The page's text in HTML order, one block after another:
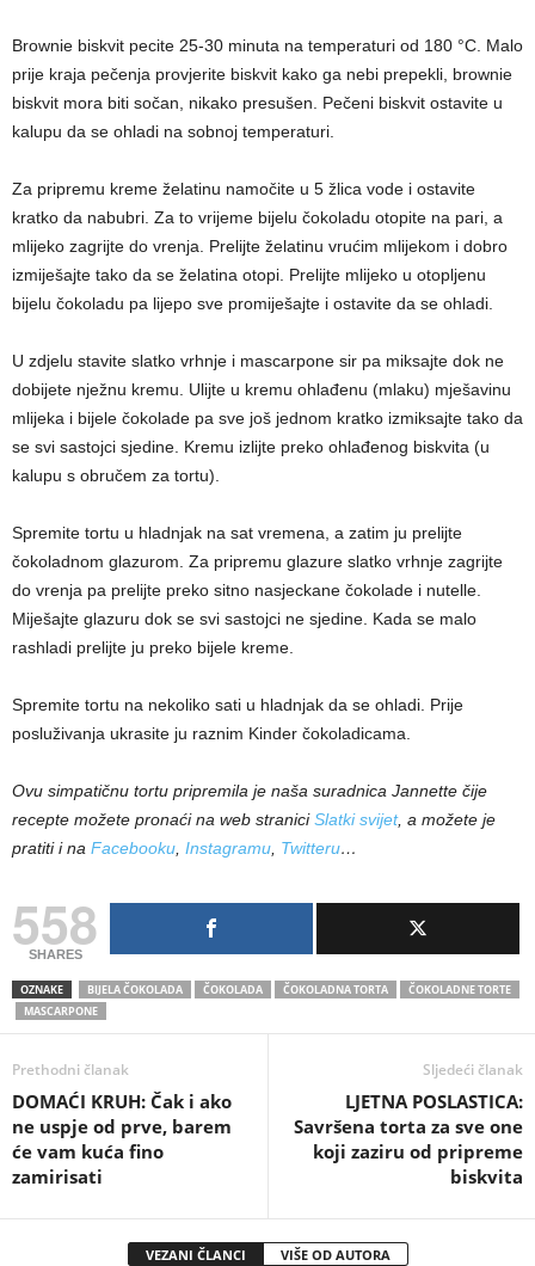
Brownie biskvit pecite 25-30 minuta na temperaturi od 180 °C. Malo
prije kraja pečenja provjerite biskvit kako ga nebi prepekli, brownie
biskvit mora biti sočan, nikako presušen. Pečeni biskvit ostavite u
kalupu da se ohladi na sobnoj temperaturi.
Za pripremu kreme želatinu namočite u 5 žlica vode i ostavite
kratko da nabubri. Za to vrijeme bijelu čokoladu otopite na pari, a
mlijeko zagrijte do vrenja. Prelijte želatinu vrućim mlijekom i dobro
izmiješajte tako da se želatina otopi. Prelijte mlijeko u otopljenu
bijelu čokoladu pa lijepo sve promiješajte i ostavite da se ohladi.
U zdjelu stavite slatko vrhnje i mascarpone sir pa miksajte dok ne
dobijete nježnu kremu. Ulijte u kremu ohlađenu (mlaku) mješavinu
mlijeka i bijele čokolade pa sve još jednom kratko izmiksajte tako da
se svi sastojci sjedine. Kremu izlijte preko ohlađenog biskvita (u
kalupu s obručem za tortu).
Spremite tortu u hladnjak na sat vremena, a zatim ju prelijte
čokoladnom glazurom. Za pripremu glazure slatko vrhnje zagrijte
do vrenja pa prelijte preko sitno nasjeckane čokolade i nutelle.
Miješajte glazuru dok se svi sastojci ne sjedine. Kada se malo
rashladi prelijte ju preko bijele kreme.
Spremite tortu na nekoliko sati u hladnjak da se ohladi. Prije
posluživanja ukrasite ju raznim Kinder čokoladicama.
Ovu simpatičnu tortu pripremila je naša suradnica Jannette čije
recepte možete pronaći na web straniciSlatki svijet, a možete je
pratiti i na Facebooku, Instagramu, Twitteru…
558
SHARES
OZNAKE BIJELA ČOKOLADA ČOKOLADA ČOKOLADNA TORTA
ČOKOLADNE TORTE
MASCARPONE
Prethodni članak
DOMAĆI KRUH: Čak i ako
ne uspje od prve, barem
će vam kuća fino
zamirisati
Sljedeći članak
LJETNA POSLASTICA:
Savršena torta za sve one
koji zaziru od pripreme
biskvita
VEZANI ČLANCI VIŠE OD AUTORA